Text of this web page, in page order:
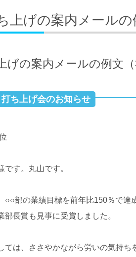
上げの案内メールの
げの案内メールの例文（
ち上げ会のお知らせ
です。丸山です。
○○部の業績目標を前年比150％で達
部長賞も見事に受賞しました。
ては、ささやかながら労いの気持ち